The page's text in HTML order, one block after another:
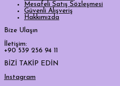
Mesafeli Satış Sözleşmesi
Güvenli Alışveriş
Hakkımızda
Bize Ulaşın
İletişim:
+90 539 256 94 11
BİZİ TAKİP EDİN
Instagram